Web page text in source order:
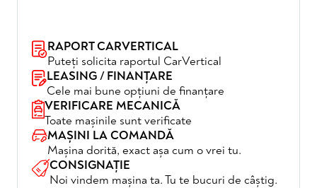
RAPORT CARVERTICAL
Puteți solicita raportul CarVertical
LEASING / FINANȚARE
Cele mai bune opțiuni de finanțare
VERIFICARE MECANICĂ
Toate mașinile sunt verificate
MAȘINI LA COMANDĂ
Mașina dorită, exact așa cum o vrei tu.
CONSIGNAȚIE
Noi vindem mașina ta. Tu te bucuri de câștig.